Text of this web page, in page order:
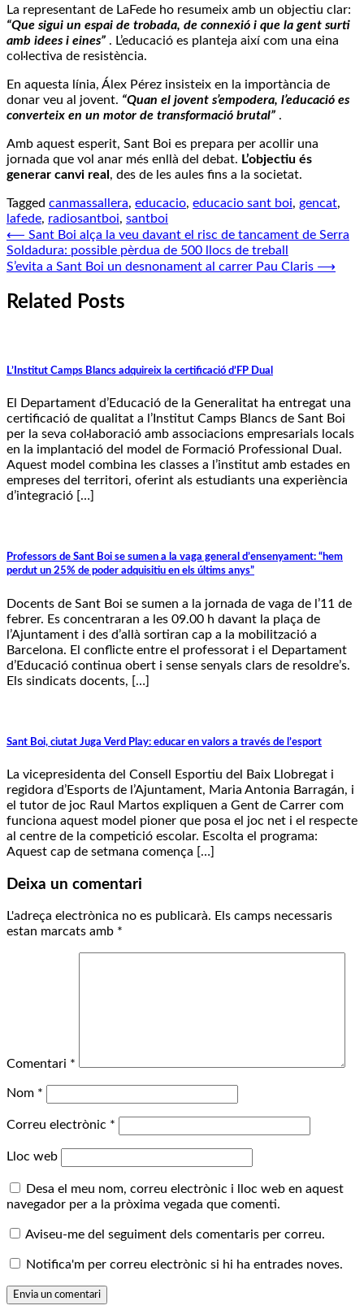
La representant de LaFede ho resumeix amb un objectiu clar:
“Que sigui un espai de trobada, de connexió i que la gent surti
amb idees i eines” . L’educació es planteja així com una eina
col·lectiva de resistència.
En aquesta línia, Álex Pérez insisteix en la importància de
donar veu al jovent. “Quan el jovent s’empodera, l’educació es
converteix en un motor de transformació brutal” .
Amb aquest esperit, Sant Boi es prepara per acollir una
jornada que vol anar més enllà del debat. L’objectiu és
generar canvi real , des de les aules fins a la societat.
Tagged canmassallera, educacio, educacio sant boi, gencat,
lafede, radiosantboi, santboi
Navegació
d'entrades
⟵ Sant Boi alça la veu davant el risc de tancament de Serra
Soldadura: possible pèrdua de 500 llocs de treball
S’evita a Sant Boi un desnonament al carrer Pau Claris ⟶
Related Posts
L’Institut Camps Blancs adquireix la certificació d’FP Dual
El Departament d’Educació de la Generalitat ha entregat una
certificació de qualitat a l’Institut Camps Blancs de Sant Boi
per la seva col·laboració amb associacions empresarials locals
en la implantació del model de Formació Professional Dual.
Aquest model combina les classes a l’institut amb estades en
empreses del territori, oferint als estudiants una experiència
d’integració […]
Professors de Sant Boi se sumen a la vaga general d’ensenyament: “hem
perdut un 25% de poder adquisitiu en els últims anys”
Docents de Sant Boi se sumen a la jornada de vaga de l’11 de
febrer. Es concentraran a les 09.00 h davant la plaça de
l’Ajuntament i des d’allà sortiran cap a la mobilització a
Barcelona. El conflicte entre el professorat i el Departament
d’Educació continua obert i sense senyals clars de resoldre’s.
Els sindicats docents, […]
Sant Boi, ciutat Juga Verd Play: educar en valors a través de l’esport
La vicepresidenta del Consell Esportiu del Baix Llobregat i
regidora d’Esports de l’Ajuntament, Maria Antonia Barragán, i
el tutor de joc Raul Martos expliquen a Gent de Carrer com
funciona aquest model pioner que posa el joc net i el respecte
al centre de la competició escolar. Escolta el programa:
Aquest cap de setmana comença […]
Deixa un comentari
L'adreça electrònica no es publicarà. Els camps necessaris
estan marcats amb *
Comentari *
Nom *
Correu electrònic *
Lloc web
Desa el meu nom, correu electrònic i lloc web en aquest
navegador per a la pròxima vegada que comenti.
Aviseu-me del seguiment dels comentaris per correu.
Notifica'm per correu electrònic si hi ha entrades noves.